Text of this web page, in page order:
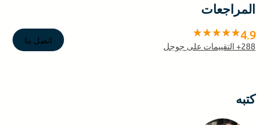
المراجعات
4.9
288+ التقييمات على جوجل
اتصل بنا
كتبه